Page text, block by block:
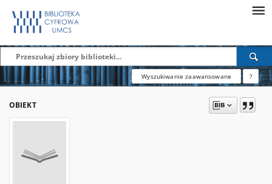
Wyszukiwanie zaawansowane ?
OBIEKT